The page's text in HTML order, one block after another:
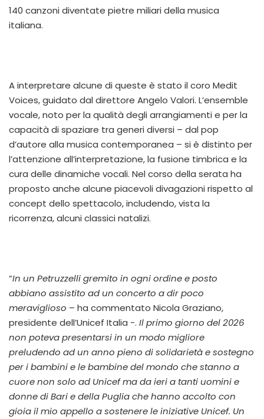
140 canzoni diventate pietre miliari della musica
italiana.
A interpretare alcune di queste è stato il coro Medit
Voices, guidato dal direttore Angelo Valori. L’ensemble
vocale, noto per la qualità degli arrangiamenti e per la
capacità di spaziare tra generi diversi – dal pop
d’autore alla musica contemporanea – si è distinto per
l’attenzione all’interpretazione, la fusione timbrica e la
cura delle dinamiche vocali. Nel corso della serata ha
proposto anche alcune piacevoli divagazioni rispetto al
concept dello spettacolo, includendo, vista la
ricorrenza, alcuni classici natalizi.
“In un Petruzzelli gremito in ogni ordine e posto
abbiano assistito ad un concerto a dir poco
meraviglioso – ha commentato Nicola Graziano,
presidente dell’Unicef Italia -. Il primo giorno del 2026
non poteva presentarsi in un modo migliore
preludendo ad un anno pieno di solidarietà e sostegno
per i bambini e le bambine del mondo che stanno a
cuore non solo ad Unicef ma da ieri a tanti uomini e
donne di Bari e della Puglia che hanno accolto con
gioia il mio appello a sostenere le iniziative Unicef. Un